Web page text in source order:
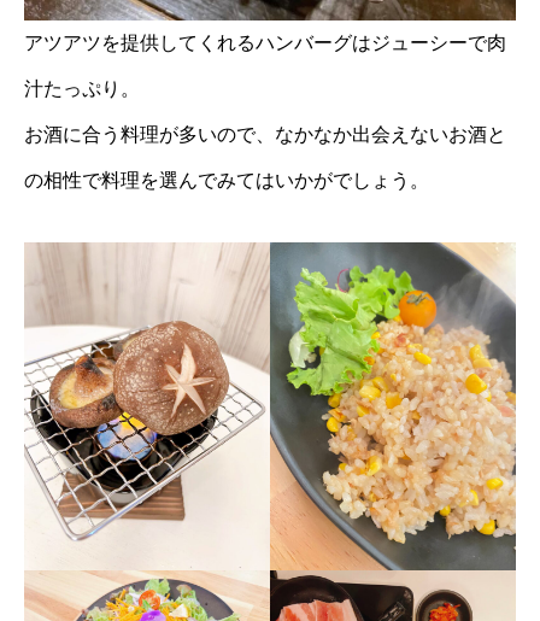
アツアツを提供してくれるハンバーグはジューシーで肉
汁たっぷり。
お酒に合う料理が多いので、なかなか出会えないお酒と
の相性で料理を選んでみてはいかがでしょう。